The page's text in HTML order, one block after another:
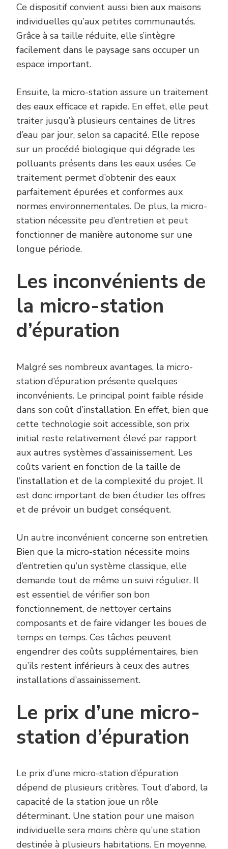
Ce dispositif convient aussi bien aux maisons
individuelles qu’aux petites communautés.
Grâce à sa taille réduite, elle s’intègre
facilement dans le paysage sans occuper un
espace important.
Ensuite, la micro-station assure un traitement
des eaux efficace et rapide. En effet, elle peut
traiter jusqu’à plusieurs centaines de litres
d’eau par jour, selon sa capacité. Elle repose
sur un procédé biologique qui dégrade les
polluants présents dans les eaux usées. Ce
traitement permet d’obtenir des eaux
parfaitement épurées et conformes aux
normes environnementales. De plus, la micro-
station nécessite peu d’entretien et peut
fonctionner de manière autonome sur une
longue période.
Les inconvénients de
la micro-station
d’épuration
Malgré ses nombreux avantages, la micro-
station d’épuration présente quelques
inconvénients. Le principal point faible réside
dans son coût d’installation. En effet, bien que
cette technologie soit accessible, son prix
initial reste relativement élevé par rapport
aux autres systèmes d’assainissement. Les
coûts varient en fonction de la taille de
l’installation et de la complexité du projet. Il
est donc important de bien étudier les offres
et de prévoir un budget conséquent.
Un autre inconvénient concerne son entretien.
Bien que la micro-station nécessite moins
d’entretien qu’un système classique, elle
demande tout de même un suivi régulier. Il
est essentiel de vérifier son bon
fonctionnement, de nettoyer certains
composants et de faire vidanger les boues de
temps en temps. Ces tâches peuvent
engendrer des coûts supplémentaires, bien
qu’ils restent inférieurs à ceux des autres
installations d’assainissement.
Le prix d’une micro-
station d’épuration
Le prix d’une micro-station d’épuration
dépend de plusieurs critères. Tout d’abord, la
capacité de la station joue un rôle
déterminant. Une station pour une maison
individuelle sera moins chère qu’une station
destinée à plusieurs habitations. En moyenne,